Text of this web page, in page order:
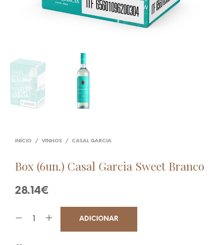
INÍCIO / VINHOS / CASAL GARCIA
Box (6un.) Casal Garcia Sweet Branco
28.14€
ADICIONAR